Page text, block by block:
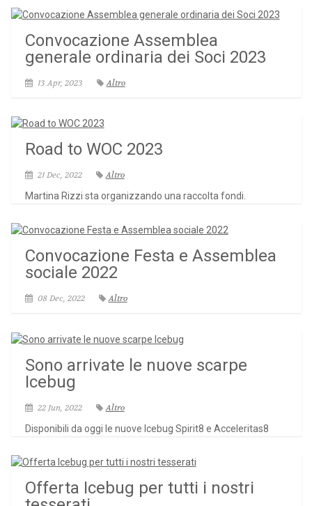
Convocazione Assemblea
generale ordinaria dei Soci 2023
13 Apr, 2023 Altro
Road to WOC 2023
21 Dec, 2022
Altro
Martina Rizzi sta organizzando una raccolta fondi.
Convocazione Festa e Assemblea
sociale 2022
08 Dec, 2022 Altro
Sono arrivate le nuove scarpe
Icebug
22 Jun, 2022
Altro
Disponibili da oggi le nuove Icebug Spirit8 e Acceleritas8
Offerta Icebug per tutti i nostri